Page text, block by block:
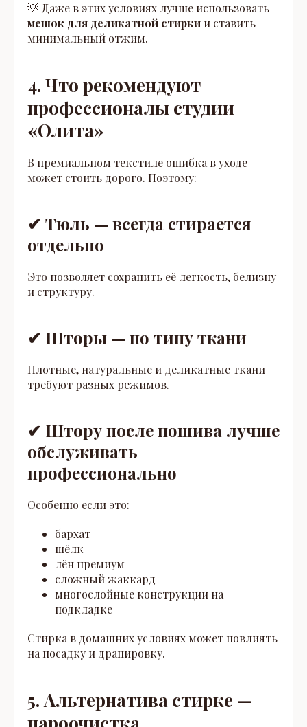
💡 Даже в этих условиях лучше использовать
мешок для деликатной стирки и ставить
минимальный отжим.
4. Что рекомендуют
профессионалы студии
«Олита»
В премиальном текстиле ошибка в уходе
может стоить дорого. Поэтому:
✔ Тюль — всегда стирается
отдельно
Это позволяет сохранить её легкость, белизну
и структуру.
✔ Шторы — по типу ткани
Плотные, натуральные и деликатные ткани
требуют разных режимов.
✔ Штору после пошива лучше
обслуживать
профессионально
Особенно если это:
бархат
шёлк
лён премиум
сложный жаккард
многослойные конструкции на
подкладке
Стирка в домашних условиях может повлиять
на посадку и драпировку.
5. Альтернатива стирке —